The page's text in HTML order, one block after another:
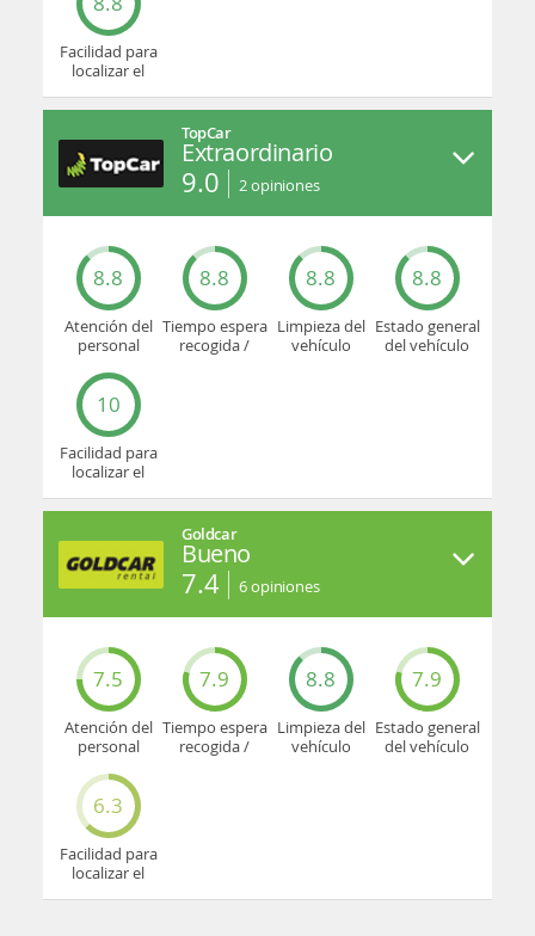
Facilidad para
localizar el
oficina
TopCar
Extraordinario
9.0 2opiniones
8.8
Atención del
personal
8.8
Tiempo espera
recogida /
8.8
Limpieza del
vehículo
8.8
Estado general
del vehículo
10
Facilidad para
localizar el
oficina
Goldcar
Bueno
7.4 6opiniones
7.5
Atención del
personal
7.9
Tiempo espera
recogida /
8.8
Limpieza del
vehículo
7.9
Estado general
del vehículo
6.3
Facilidad para
localizar el